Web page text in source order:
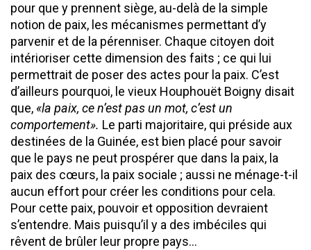
pour que y prennent siège, au-delà de la simple
notion de paix, les mécanismes permettant d’y
parvenir et de la pérenniser. Chaque citoyen doit
intérioriser cette dimension des faits ; ce qui lui
permettrait de poser des actes pour la paix. C’est
d’ailleurs pourquoi, le vieux Houphouët Boigny disait
que, «la paix, ce n’est pas un mot, c’est un
comportement». Le parti majoritaire, qui préside aux
destinées de la Guinée, est bien placé pour savoir
que le pays ne peut prospérer que dans la paix, la
paix des cœurs, la paix sociale ; aussi ne ménage-t-il
aucun effort pour créer les conditions pour cela.
Pour cette paix, pouvoir et opposition devraient
s’entendre. Mais puisqu’il y a des imbéciles qui
rêvent de brûler leur propre pays…